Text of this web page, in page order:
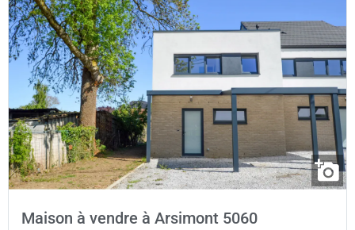
Maison à vendre à Arsimont 5060